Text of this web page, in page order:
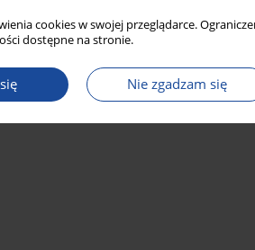
cookies w swojej przeglądarce.
dostępne na stronie.
Nie zgadzam się